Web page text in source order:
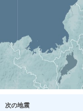
次の地震